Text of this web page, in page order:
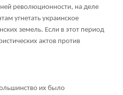
революционности, на деле
угнетать украинское
земель. Если в этот период
актов против
их было